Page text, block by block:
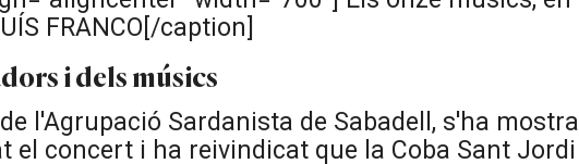
FRANCO[/caption]
i dels músics
l'Agrupació Sardanista de Sabadell, s'ha
el concert i ha reivindicat que la Coba Sant Jordi